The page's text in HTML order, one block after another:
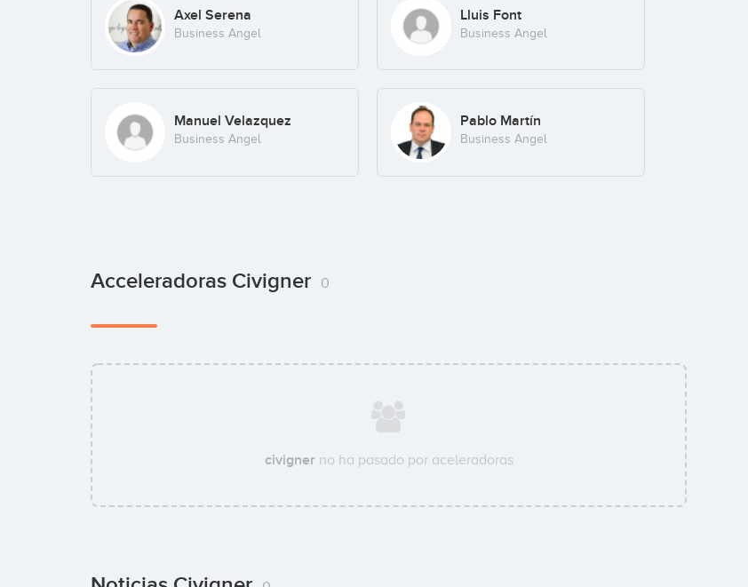
Axel Serena
Business Angel
Lluis Font
Business Angel
Manuel Velazquez
Business Angel
Pablo Martín
Business Angel
Acceleradoras Civigner 0
civigner no ha pasado por aceleradoras